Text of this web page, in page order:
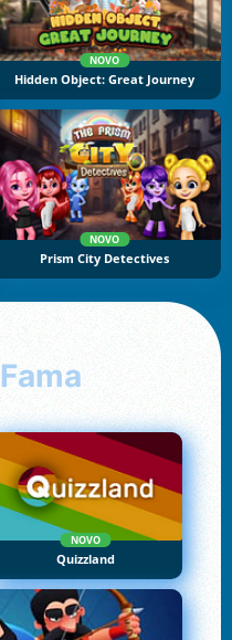
NOVO
Hidden Object: Great Journey
NOVO
Prism City Detectives
Fama
NOVO
Quizzland